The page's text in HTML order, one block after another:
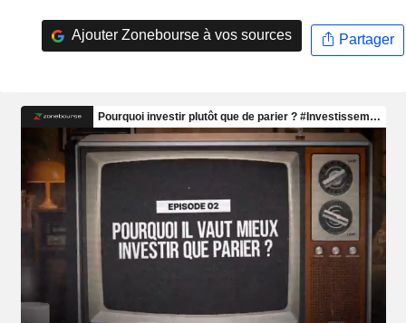
Ajouter Zonebourse à vos sources Partager